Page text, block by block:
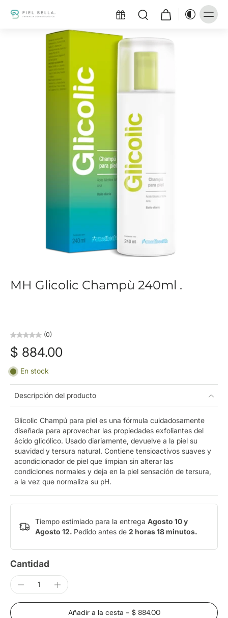
MH Glicolic Champù 240ml .
(0)
$ 884.00
En stock
Descripción del producto
Glicolic Champú para piel es una fórmula cuidadosamente
diseñada para aprovechar las propiedades exfoliantes del
ácido glicólico. Usado diariamente, devuelve a la piel su
suavidad y tersura natural. Contiene tensioactivos suaves y
acondicionador de piel que limpian sin alterar las
condiciones normales y deja en la piel sensación de tersura,
a la vez que normaliza su pH.
Tiempo estimiado para la entrega Agosto 10 y
Agosto 12. Pedido antes de 2 horas 18 minutos.
Cantidad
Añadir a la cesta - $ 884.00